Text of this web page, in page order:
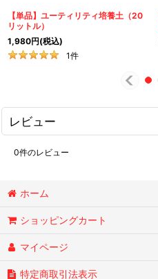
【単品】ユーティリティ培養土（20
リットル）
1,980円(税込)
1件
レビュー
0件のレビュー
ホーム
ショッピングカート
マイページ
特定商取引法表示